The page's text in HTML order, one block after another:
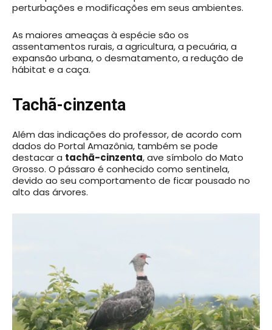
perturbações e modificações em seus ambientes.
As maiores ameaças à espécie são os
assentamentos rurais, a agricultura, a pecuária, a
expansão urbana, o desmatamento, a redução de
hábitat e a caça.
Tachã-cinzenta
Além das indicações do professor, de acordo com
dados do Portal Amazônia, também se pode
destacar a tachã-cinzenta, ave símbolo do Mato
Grosso. O pássaro é conhecido como sentinela,
devido ao seu comportamento de ficar pousado no
alto das árvores.